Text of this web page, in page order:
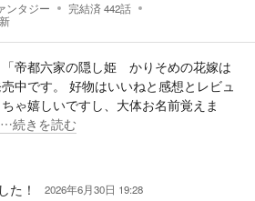
ンタジー 完結済442話
帝都六家の隠し姫 かりそめの花嫁は
中です。 好物はいいねと感想とレビュ
ゃ嬉しいですし、大体お名前覚えま
…続きを読む
た！ 2026年6月30日 19:28